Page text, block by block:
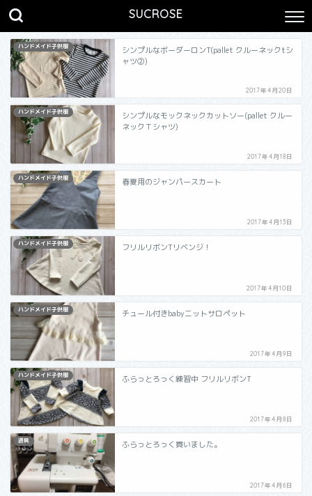
SUCROSE
ハンドメイド子供服
シンプルなボーダーロンT(pallet クルーネックtシ
ャツ②)
2017年4月20日
ハンドメイド子供服
シンプルなモックネックカットソー(pallet クルー
ネックＴシャツ)
2017年4月18日
ハンドメイド子供服 春夏用のジャンパースカート
2017年4月13日
ハンドメイド子供服 フリルリボンTリベンジ！
2017年4月10日
ハンドメイド子供服 チュール付きbabyニットサロペット
2017年4月9日
ハンドメイド子供服 ふらっとろっく練習中 フリルリボンT
2017年4月8日
道具 ふらっとろっく買いました。
2017年4月6日